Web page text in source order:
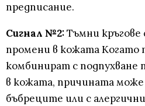
предписание.
Сигнал №2:Тъмни кръгове
промени в кожата Когато
комбинират с подпухване
в кожата, причината може
бъбреците или с